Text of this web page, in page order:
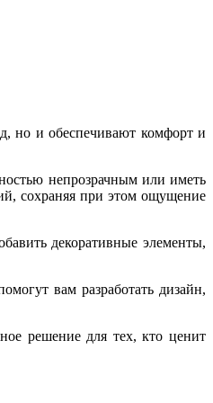
но и обеспечивают комфорт и
непрозрачным или иметь
сохраняя при этом ощущение
декоративные элементы,
вам разработать дизайн,
решение для тех, кто ценит